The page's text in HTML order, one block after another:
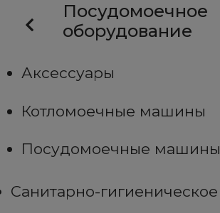
Посудомоечное
оборудование
Аксессуары
Котломоечные машины
Посудомоечные машины
Санитарно-гигиеническое